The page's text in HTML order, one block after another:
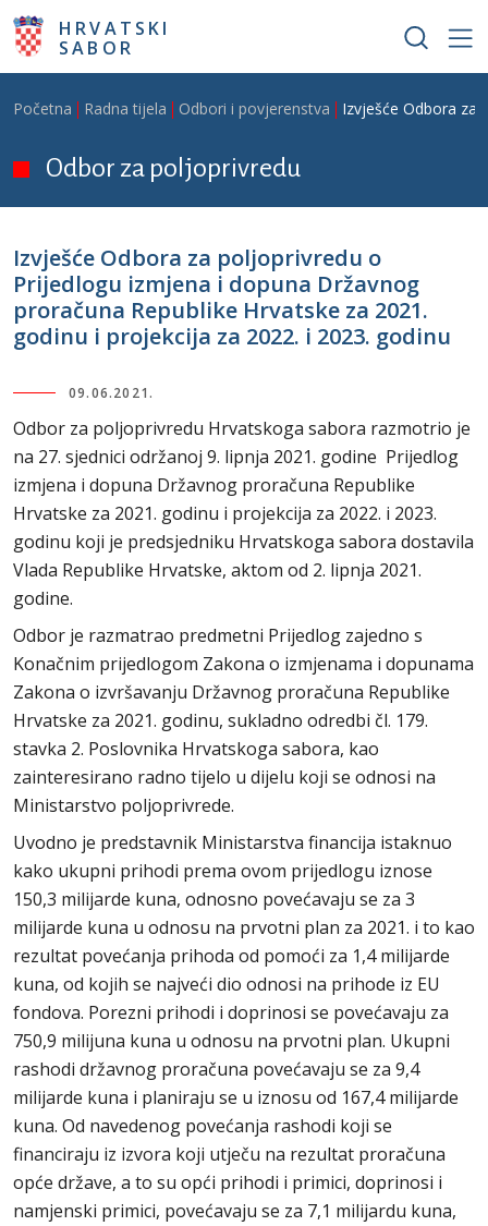
Skoči na glavni sadržaj
HRVATSKI
SABOR
Breadcrumb
Početna Radna tijela Odbori i povjerenstva Izvješće Odbora za
Odbor za poljoprivredu
Izvješće Odbora za poljoprivredu o
Prijedlogu izmjena i dopuna Državnog
proračuna Republike Hrvatske za 2021.
godinu i projekcija za 2022. i 2023. godinu
09.06.2021.
Odbor za poljoprivredu Hrvatskoga sabora razmotrio je
na 27. sjednici održanoj 9. lipnja 2021. godine Prijedlog
izmjena i dopuna Državnog proračuna Republike
Hrvatske za 2021. godinu i projekcija za 2022. i 2023.
godinu koji je predsjedniku Hrvatskoga sabora dostavila
Vlada Republike Hrvatske, aktom od 2. lipnja 2021.
godine.
Odbor je razmatrao predmetni Prijedlog zajedno s
Konačnim prijedlogom Zakona o izmjenama i dopunama
Zakona o izvršavanju Državnog proračuna Republike
Hrvatske za 2021. godinu, sukladno odredbi čl. 179.
stavka 2. Poslovnika Hrvatskoga sabora, kao
zainteresirano radno tijelo u dijelu koji se odnosi na
Ministarstvo poljoprivrede.
Uvodno je predstavnik Ministarstva financija istaknuo
kako ukupni prihodi prema ovom prijedlogu iznose
150,3 milijarde kuna, odnosno povećavaju se za 3
milijarde kuna u odnosu na prvotni plan za 2021. i to kao
rezultat povećanja prihoda od pomoći za 1,4 milijarde
kuna, od kojih se najveći dio odnosi na prihode iz EU
fondova. Porezni prihodi i doprinosi se povećavaju za
750,9 milijuna kuna u odnosu na prvotni plan. Ukupni
rashodi državnog proračuna povećavaju se za 9,4
milijarde kuna i planiraju se u iznosu od 167,4 milijarde
kuna. Od navedenog povećanja rashodi koji se
financiraju iz izvora koji utječu na rezultat proračuna
opće države, a to su opći prihodi i primici, doprinosi i
namjenski primici, povećavaju se za 7,1 milijardu kuna,